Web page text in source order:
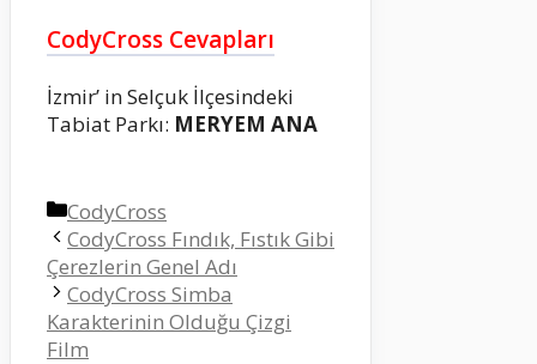
CodyCross Cevapları
İzmir’ in Selçuk İlçesindeki
Tabiat Parkı: MERYEM ANA
Kategoriler
CodyCross
CodyCross Fındık, Fıstık Gibi
Çerezlerin Genel Adı
CodyCross Simba
Karakterinin Olduğu Çizgi
Film